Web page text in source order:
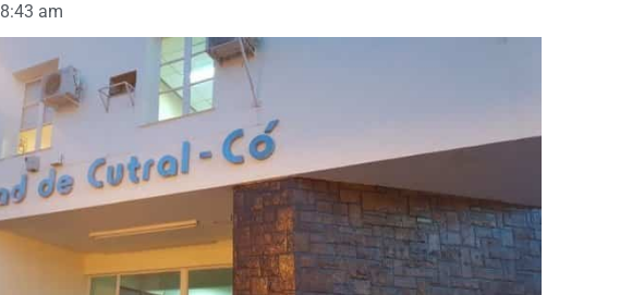
8:43 am